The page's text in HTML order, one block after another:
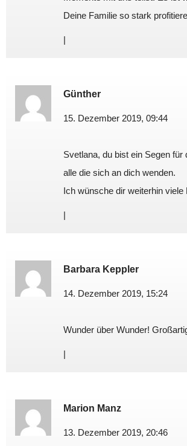
Deine Familie so stark
|
Günther
15. Dezember 2019, 09:44
Svetlana, du bist ein Segen für
alle die sich an dich wenden.
Ich wünsche dir weiterhin viele
|
Barbara Keppler
14. Dezember 2019, 15:24
Wunder über Wunder!
|
Marion Manz
13. Dezember 2019, 20:46